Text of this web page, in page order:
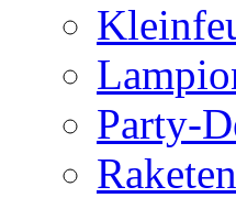
Party-
Raketen